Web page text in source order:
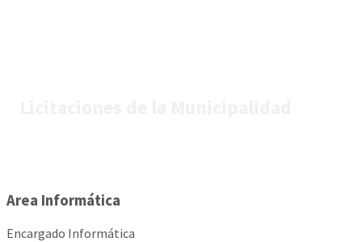
Area Informática
Encargado Informática